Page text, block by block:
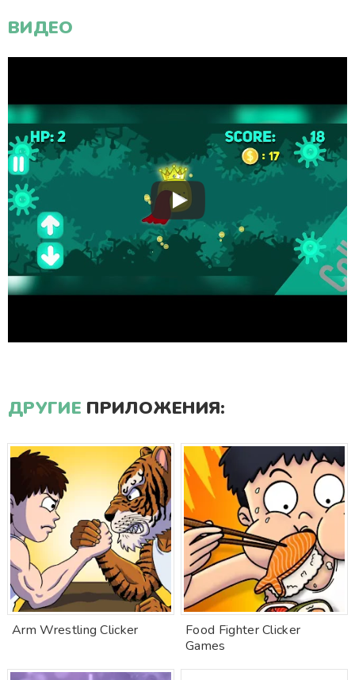
ВИДЕО
ДРУГИЕ ПРИЛОЖЕНИЯ:
Arm Wrestling Clicker
Food Fighter Clicker
Games